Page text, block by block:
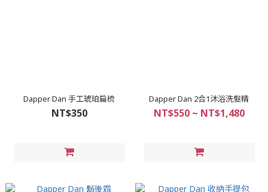
Dapper Dan 手工琥珀扁梳
NT$350
Dapper Dan 2合1沐浴洗髮精
NT$550 ~ NT$1,480